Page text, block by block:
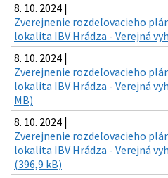
8. 10. 2024 |
Zverejnenie rozdeľovacieho
lokalita IBV Hrádza - Verejná
8. 10. 2024 |
Zverejnenie rozdeľovacieho
lokalita IBV Hrádza - Verejná
MB)
8. 10. 2024 |
Zverejnenie rozdeľovacieho
lokalita IBV Hrádza - Verejná
(396,9 kB)